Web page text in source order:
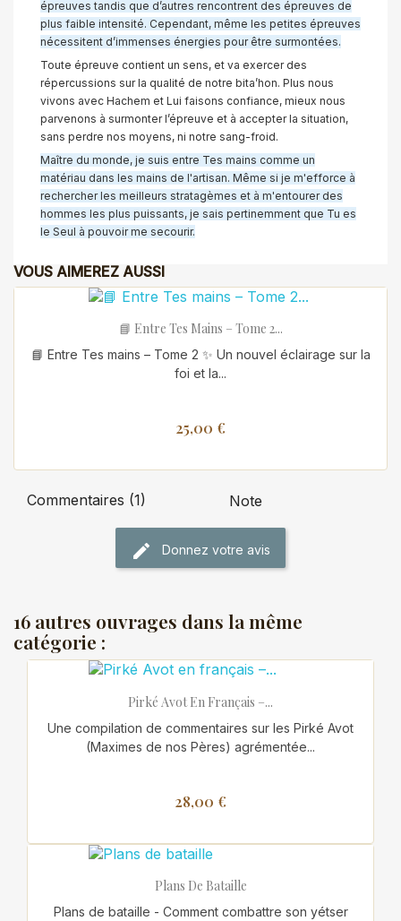
épreuves tandis que d’autres rencontrent des épreuves de
plus faible intensité. Cependant, même les petites épreuves
nécessitent d’immenses énergies pour être surmontées.
Toute épreuve contient un sens, et va exercer des
répercussions sur la qualité de notre bita’hon. Plus nous
vivons avec Hachem et Lui faisons confiance, mieux nous
parvenons à surmonter l’épreuve et à accepter la situation,
sans perdre nos moyens, ni notre sang-froid.
Maître du monde, je suis entre Tes mains comme un
matériau dans les mains de l'artisan. Même si je m'efforce à
rechercher les meilleurs stratagèmes et à m'entourer des
hommes les plus puissants, je sais pertinemment que Tu es
le Seul à pouvoir me secourir.
VOUS AIMEREZ AUSSI
📘 Entre Tes Mains – Tome 2...
📘 Entre Tes mains – Tome 2 ✨ Un nouvel éclairage sur la
foi et la...
25,00 €
Commentaires (1) Note
Donnez votre avis
16 autres ouvrages dans la même
catégorie :
Pirké Avot En Français –...
Une compilation de commentaires sur les Pirké Avot
(Maximes de nos Pères) agrémentée...
28,00 €
Plans De Bataille
Plans de bataille - Comment combattre son yétser